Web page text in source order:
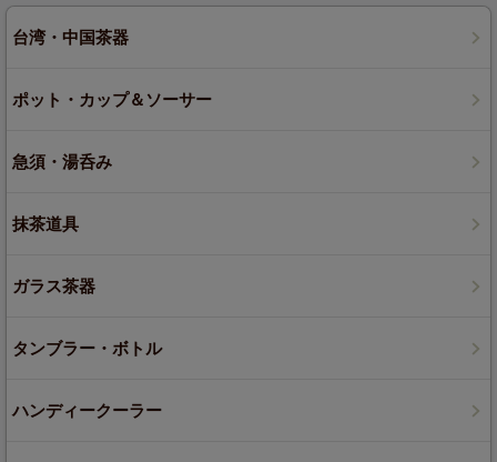
台湾・中国茶器
ポット・カップ＆ソーサー
急須・湯呑み
抹茶道具
ガラス茶器
タンブラー・ボトル
ハンディークーラー